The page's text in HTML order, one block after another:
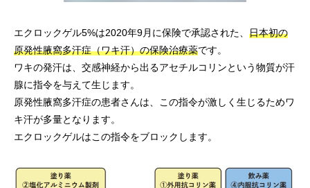
エクロックゲル5%は2020年9月に保険で承認された、 日本初の
原発性腋窩多汗症（ワキ汗）の保険治療薬です。
ワキの発汗は、交感神経から出るアセチルコリンという物質が汗
腺に指令を与えて生じます。
原発性腋窩多汗症の患者さんは、この指令が激しく生じるためワ
キ汗が多量となります。
エクロックゲルはこの指令をブロックします。